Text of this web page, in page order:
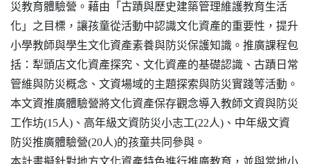
災教育體驗營。藉由「古蹟與歷史建築管理維護教育生活
化」之目標，讓孩童從活動中認識文化資產的重要性，提升
小學教師與學生文化資產素養與防災保護知識。推廣課程包
括：犁頭店文化資產探究、文化資產的基礎認識、古蹟日常
管維與防災概念、文資場域的主題探索與防災實踐等活動。
本文資推廣體驗營將文化資產保存觀念導入教師文資與防災
工作坊(15人) 、 高年級文資防災小志工(22人) 、 中年級文資
防災推廣體驗營(20人)的孩童共同參與。